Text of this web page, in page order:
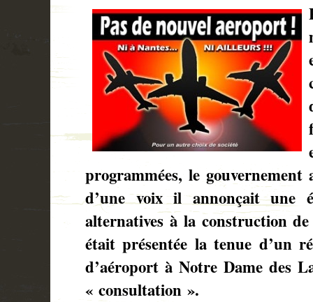
programmées, le
d’une voix il annonçait une
alternatives à la construction
était présentée la tenue d’un
d’aéroport à Notre Dame des
« consultation ».